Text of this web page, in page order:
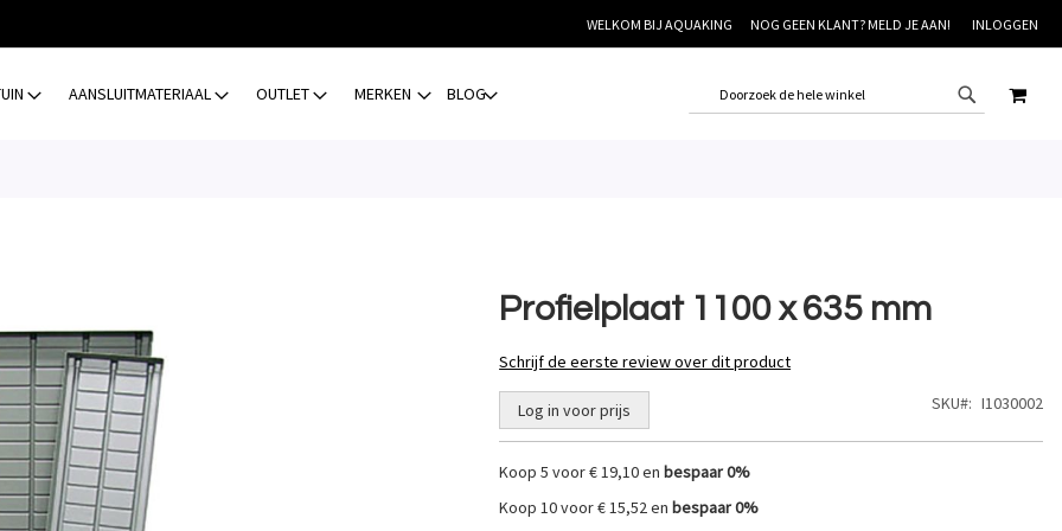
WELKOM BIJ AQUAKING NOG GEEN KLANT? MELD JE AAN! INLOGGEN
AANSLUITMATERIAAL OUTLET MERKEN BLOG
Profielplaat 1100 x 635 mm
Schrijf de eerste review over dit product
Log in voor prijs SKU I1030002
Koop 5 voor€ 19,10enbespaar0%
Koop 10 voor€ 15,52enbespaar0%